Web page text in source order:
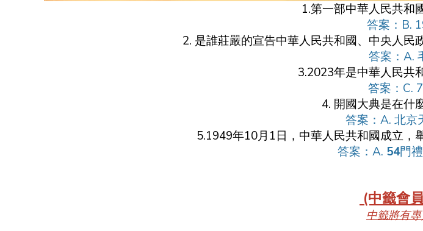
1.第一部中華人民共和
答案：B.
2. 是誰莊嚴的宣告中華人民共和國、中央人民
答案：A.
3.2023年是中華人民共
答案： C.
4. 開國大典是在什
答案：A. 北京
5.1949年10月1日，中華人民共和國成立，
答案： A. 54門
(中籤會
中籤將有